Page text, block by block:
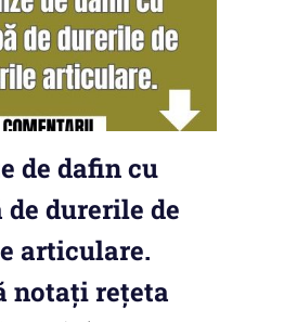
de dafin cu
de durerile de
articulare.
notați rețeta